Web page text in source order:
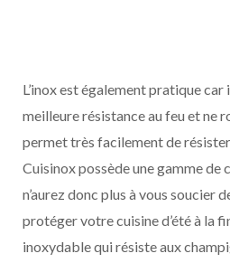
L’inox est également pratique car
meilleure résistance au feu et ne
permet très facilement de résister
Cuisinox possède une gamme de
n’aurez donc plus à vous soucier
protéger votre cuisine d’été à la
inoxydable qui résiste aux